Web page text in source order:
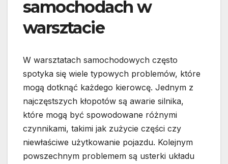
samochodach w
warsztacie
W warsztatach samochodowych często
spotyka się wiele typowych problemów, które
mogą dotknąć każdego kierowcę. Jednym z
najczęstszych kłopotów są awarie silnika,
które mogą być spowodowane różnymi
czynnikami, takimi jak zużycie części czy
niewłaściwe użytkowanie pojazdu. Kolejnym
powszechnym problemem są usterki układu